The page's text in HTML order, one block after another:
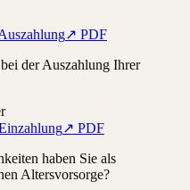
↗ PDF
der Auszahlung Ihrer
↗ PDF
haben Sie als
Altersvorsorge?